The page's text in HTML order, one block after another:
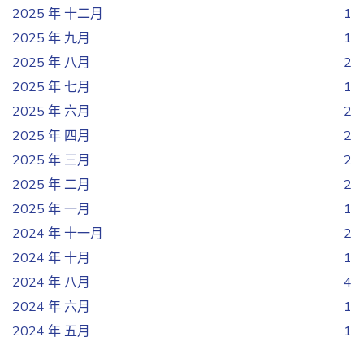
2025 年 十二月
1
2025 年 九月
1
2025 年 八月
2
2025 年 七月
1
2025 年 六月
2
2025 年 四月
2
2025 年 三月
2
2025 年 二月
2
2025 年 一月
1
2024 年 十一月
2
2024 年 十月
1
2024 年 八月
4
2024 年 六月
1
2024 年 五月
1